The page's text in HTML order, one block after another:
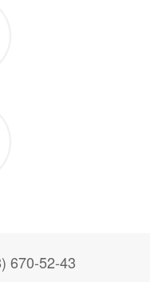
670-52-43